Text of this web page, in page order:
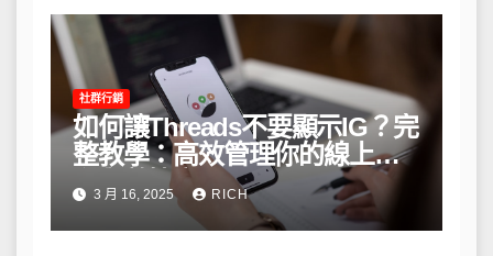
社群行銷
如何讓Threads不要顯示IG？完
整教學：高效管理你的線上隱
私與數據安全
3 月 16, 2025 RICH